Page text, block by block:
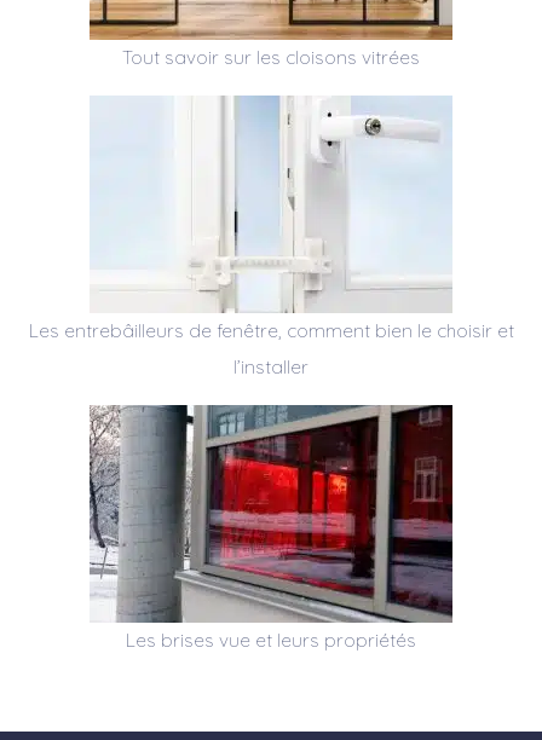
Tout savoir sur les cloisons vitrées
Les entrebâilleurs de fenêtre, comment bien le choisir et
l’installer
Les brises vue et leurs propriétés